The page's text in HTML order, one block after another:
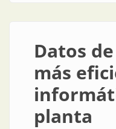
Datos
más
planta